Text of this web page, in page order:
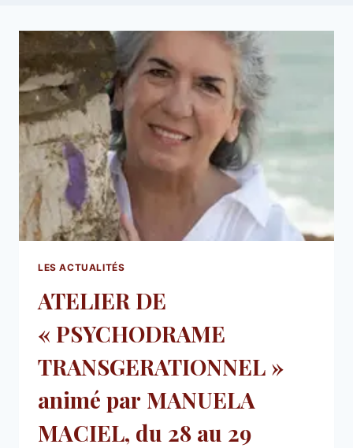
LES ACTUALITÉS
ATELIER DE
« PSYCHODRAME
TRANSGERATIONNEL »
animé par MANUELA
MACIEL, du 28 au 29